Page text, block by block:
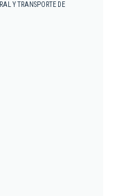
Y TRANSPORTE DE